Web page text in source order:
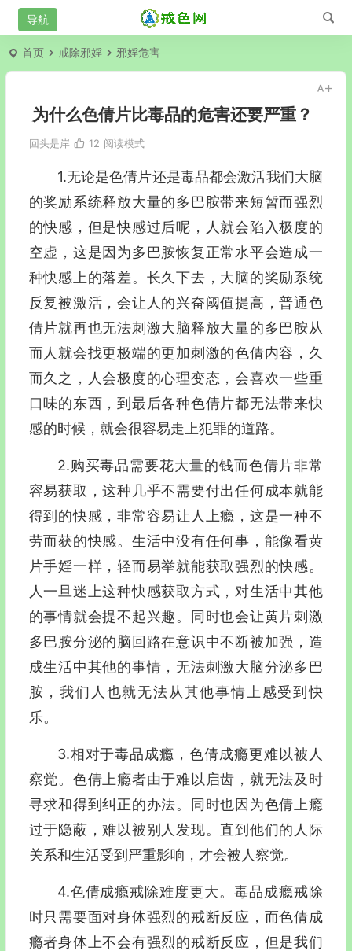
首页 戒除邪婬 邪婬危害
为什么色倩片比毒品的危害还要严重？
回头是岸 12 阅读模式
1.无论是色倩片还是毒品都会激活我们大脑
的奖励系统释放大量的多巴胺带来短暂而强烈
的快感，但是快感过后呢，人就会陷入极度的
空虚，这是因为多巴胺恢复正常水平会造成一
种快感上的落差。长久下去，大脑的奖励系统
反复被激活，会让人的兴奋阈值提高，普通色
倩片就再也无法刺激大脑释放大量的多巴胺从
而人就会找更极端的更加刺激的色倩内容，久
而久之，人会极度的心理变态，会喜欢一些重
口味的东西，到最后各种色倩片都无法带来快
感的时候，就会很容易走上犯罪的道路。
2.购买毒品需要花大量的钱而色倩片非常
容易获取，这种几乎不需要付出任何成本就能
得到的快感，非常容易让人上瘾，这是一种不
劳而获的快感。生活中没有任何事，能像看黄
片手婬一样，轻而易举就能获取强烈的快感。
人一旦迷上这种快感获取方式，对生活中其他
的事情就会提不起兴趣。同时也会让黄片刺激
多巴胺分泌的脑回路在意识中不断被加强，造
成生活中其他的事情，无法刺激大脑分泌多巴
胺，我们人也就无法从其他事情上感受到快
乐。
3.相对于毒品成瘾，色倩成瘾更难以被人
察觉。色倩上瘾者由于难以启齿，就无法及时
寻求和得到纠正的办法。同时也因为色倩上瘾
过于隐蔽，难以被别人发现。直到他们的人际
关系和生活受到严重影响，才会被人察觉。
4.色倩成瘾戒除难度更大。毒品成瘾戒除
时只需要面对身体强烈的戒断反应，而色倩成
瘾者身体上不会有强烈的戒断反应，但是我们